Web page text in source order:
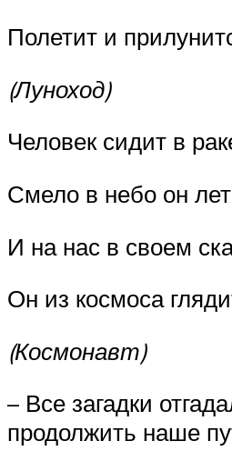
Полетит и
(Луноход)
Человек сидит в
Смело в небо он
И на нас в своем
Он из космоса
(Космонавт)
– Все загадки
продолжить наше